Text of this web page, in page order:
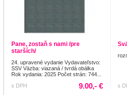
Pane, zostaň s nami /pre
starších/
24. upravené vydanie Vydavateľstvo:
SSV Väzba: viazaná / tvrdá obálka
Rok vydania: 2025 Počet strán: 744...
s DPH
9.00,- € s